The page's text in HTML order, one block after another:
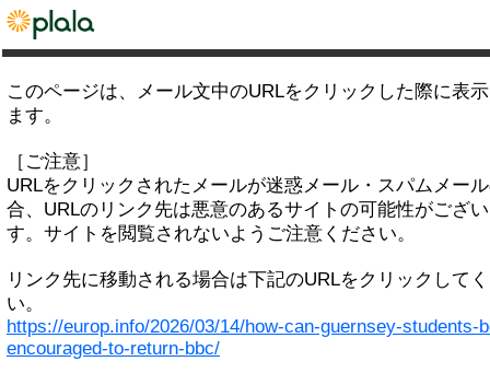
このページは、メール文中のURLをクリックした際に表
ます。
［ご注意］
URLをクリックされたメールが迷惑メール・スパムメー
合、URLのリンク先は悪意のあるサイトの可能性がござ
す。サイトを閲覧されないようご注意ください。
リンク先に移動される場合は下記のURLをクリックして
い。
https://europ.info/2026/03/14/how-can-guernsey-students-
encouraged-to-return-bbc/